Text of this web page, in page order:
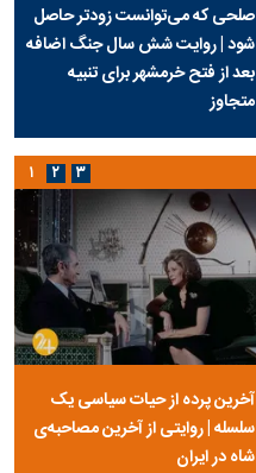
صلحی که می‌توانست زودتر حاصل
شود | روایت شش سال جنگ اضافه
بعد از فتح خرمشهر برای تنبیه
متجاوز
آخرین پرده از حیات سیاسی یک
سلسله | روایتی از آخرین مصاحبه‌ی
شاه در ایران
۱ ۲ ۳